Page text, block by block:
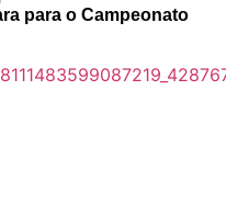
para o Campeonato